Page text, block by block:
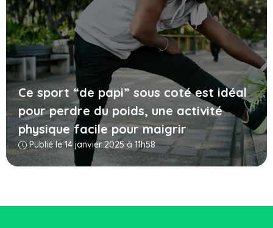
Ce sport “de papi” sous coté est idéal
pour perdre du poids, une activité
physique facile pour maigrir
Publié le 14 janvier 2025 à 11h58